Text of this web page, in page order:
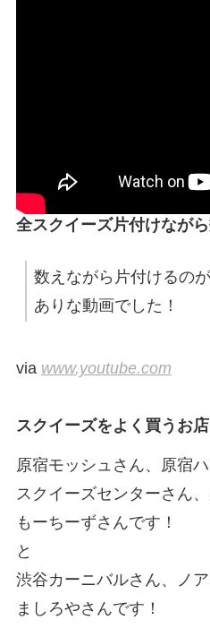
全スクイーズ片付けなが
数えながら片付けるの
ありな動画でした！
via www.youtube.com
スクイーズをよく買うお
原宿モッシュさん、原宿
スクイーズセンターさん
もーちーずさんです！
と
渋谷カーニバルさん、ノ
ましろやさんです！